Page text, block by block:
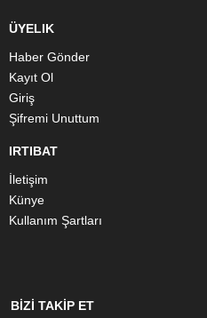
ÜYELIK
Haber Gönder
Kayıt Ol
Giriş
Şifremi Unuttum
IRTIBAT
İletişim
Künye
Kullanım Şartları
BİZİ TAKİP ET